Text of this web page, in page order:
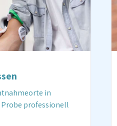
in
professionell